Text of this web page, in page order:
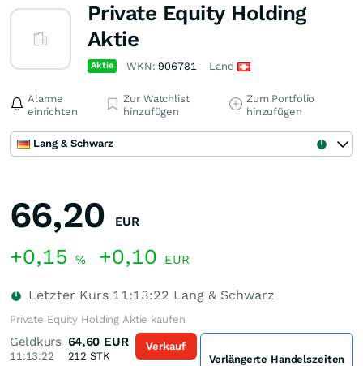
Private Equity Holding
Aktie
Aktie WKN:906781 Land
Alarme
einrichten
Zur Watchlist
hinzufügen
Zum Portfolio
hinzufügen
Lang & Schwarz
66,20 EUR
+0,15 % +0,10 EUR
Letzter Kurs 11:13:22 Lang & Schwarz
Private Equity Holding Aktie kaufen
Geldkurs
11:13:22
64,60 EUR
212 STK
Verkauf
Verlängerte Handelszeiten